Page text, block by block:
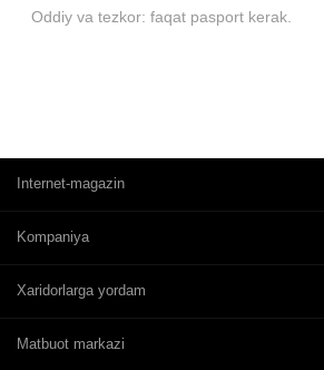
Oddiy va tezkor: faqat pasport kerak.
Internet-magazin
Kompaniya
Xaridorlarga yordam
Matbuot markazi